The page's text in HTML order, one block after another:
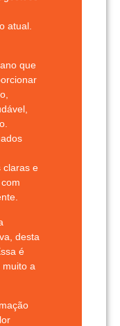
atual.
que
claras e
desta
é
muito a